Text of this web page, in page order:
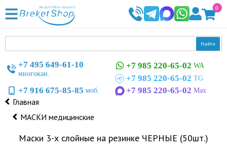
0
Найти
+7 495 649-61-10
многокан.
+7 916 675-85-85 моб.
+7 985 220-65-02 WA
+7 985 220-65-02 TG
+7 985 220-65-02 Max
Главная
МАСКИ медицинские
Маски 3-х слойные на резинке ЧЕРНЫЕ (50шт.)